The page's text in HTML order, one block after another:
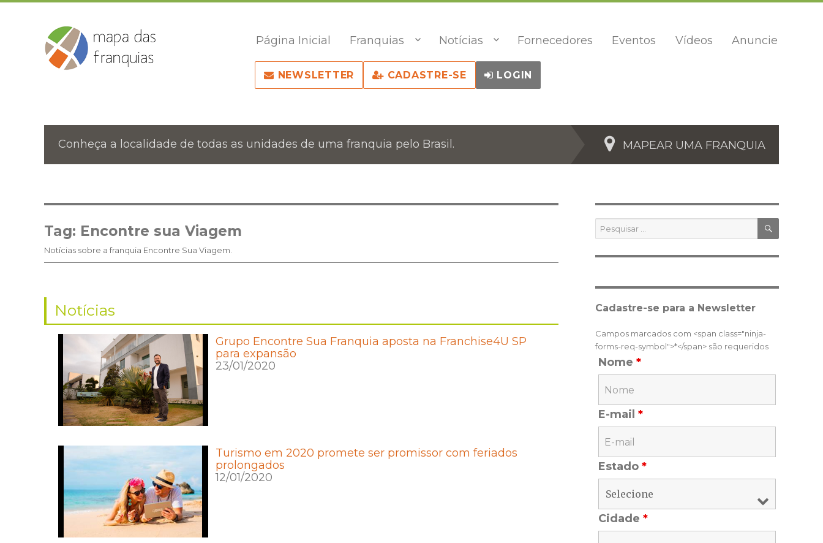
Página Inicial Franquias Notícias Fornecedores Eventos Vídeos Anuncie
NEWSLETTER CADASTRE-SE LOGIN
Conheça a localidade de todas as unidades de uma franquia pelo Brasil. MAPEAR UMA FRANQUIA
Tag: Encontre sua Viagem
Notícias sobre a franquia Encontre Sua Viagem.
Notícias
Grupo Encontre Sua Franquia aposta na Franchise4U SP
para expansão
23/01/2020
Turismo em 2020 promete ser promissor com feriados
prolongados
12/01/2020
Pesquisar
por:
Cadastre-se para a Newsletter
Campos marcados com <span class="ninja-
forms-req-symbol">*</span> são requeridos
Nome *
E-mail *
Estado *
Cidade *